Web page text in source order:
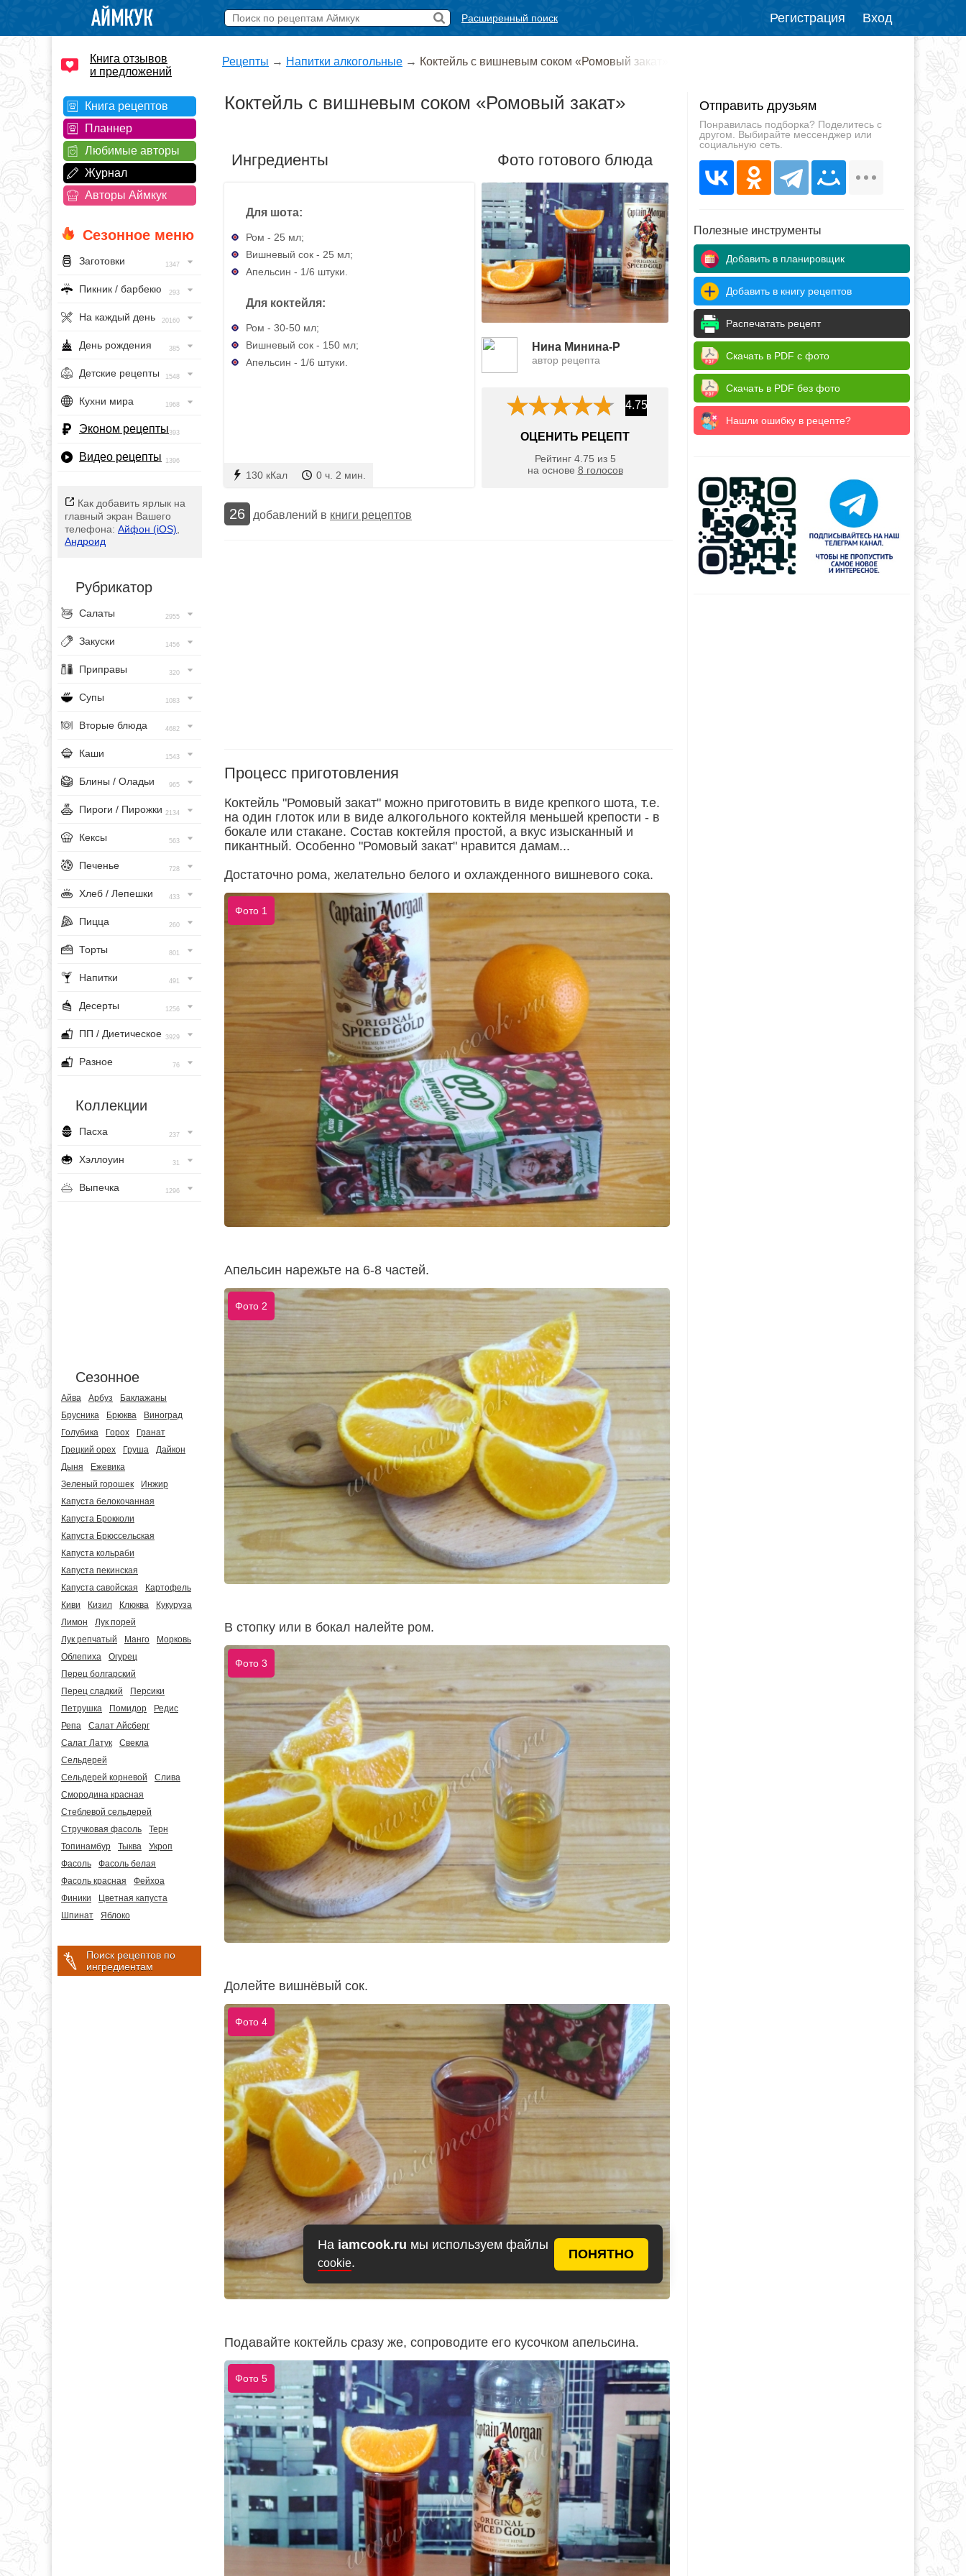
На iamcook.ru мы используем файлы
cookie.
ПОНЯТНО
Расширенный поиск Регистрация Вход
Книга отзывов
и предложений
Книга рецептов
Планнер
Любимые авторы
Журнал
Авторы Аймкук
Сезонное меню
Заготовки 1347
Пикник / барбекю 293
На каждый день 20160
День рождения 385
Детские рецепты 1548
Кухни мира 1968
Эконом рецепты393
Видео рецепты 1396
Как добавить ярлык на
главный экран Вашего
телефона: Айфон (iOS)
Андроид
Рубрикатор
Салаты 2955
Закуски 1456
Приправы 320
Супы 1083
Вторые блюда 4682
Каши 1543
Блины / Оладьи 965
Пироги / Пирожки 2134
Кексы 563
Печенье 728
Хлеб / Лепешки 433
Пицца 260
Торты 801
Напитки 491
Десерты 1256
ПП / Диетическое 3929
Разное 76
Коллекции
Пасха 237
Хэллоуин 31
Выпечка 1296
Сезонное
Айва Арбуз
Баклажаны
Брусника
Брюква
Виноград
Голубика
Горох
Гранат
Грецкий орех
Груша
Дайкон
Дыня
Ежевика
Зеленый горошек
Инжир
Капуста белокочанная
Капуста Брокколи
Капуста Брюссельская
Капуста кольраби
Капуста пекинская
Капуста савойская
Картофель
Киви
Кизил Клюква
Кукуруза
Лимон
Лук порей
Лук репчатый
Манго
Морковь
Облепиха
Огурец
Перец болгарский
Перец сладкий
Персики
Петрушка
Помидор
Редис
Репа
Салат Айсберг
Салат Латук
Свекла
Сельдерей
Сельдерей корневой
Слива
Смородина красная
Стеблевой сельдерей
Стручковая фасоль
Терн
Топинамбур
Тыква
Укроп
Фасоль
Фасоль белая
Фасоль красная
Фейхоа
Финики
Цветная капуста
Шпинат
Яблоко
Поиск рецептов по
ингредиентам
Рецепты → Напитки алкогольные → Коктейль с вишневым соком «Ромовый закат»
Коктейль с вишневым соком «Ромовый закат»
Ингредиенты
Для шота:
Ром - 25 мл;
Вишневый сок - 25 мл;
Апельсин - 1/6 штуки.
Для коктейля:
Ром - 30-50 мл;
Вишневый сок - 150 мл;
Апельсин - 1/6 штуки.
130 кКал 0 ч. 2 мин.
Фото готового блюда
Нина Минина-Р
автор рецепта
4.75
ОЦЕНИТЬ РЕЦЕПТ
Рейтинг 4.75 из 5
на основе 8 голосов
26 добавлений в книги рецептов
Процесс приготовления
Коктейль "Ромовый закат" можно приготовить в виде крепкого шота, т.е.
на один глоток или в виде алкогольного коктейля меньшей крепости - в
бокале или стакане. Состав коктейля простой, а вкус изысканный и
пикантный. Особенно "Ромовый закат" нравится дамам...
Достаточно рома, желательно белого и охлажденного вишневого сока.
Фото 1
Апельсин нарежьте на 6-8 частей.
Фото 2
В стопку или в бокал налейте ром.
Фото 3
Долейте вишнёвый сок.
Фото 4
Подавайте коктейль сразу же, сопроводите его кусочком апельсина.
Фото 5
Отправить друзьям
Понравилась подборка? Поделитесь с
другом. Выбирайте мессенджер или
социальную сеть.
Полезные инструменты
Добавить в планировщик
Добавить в книгу рецептов
Распечатать рецепт
Скачать в PDF с фото
Скачать в PDF без фото
Нашли ошибку в рецепте?